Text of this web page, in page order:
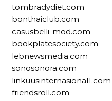
tombradydiet.com
bonthaiclub.com
casusbelli-mod.com
bookplatesociety.com
lebnewsmedia.com
sonosonora.com
linkuusinternasional1.com
friendsroll.com